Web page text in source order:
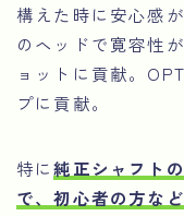
構えた時に安心感
のヘッドで寛容性
ョットに貢献。
プに貢献。
特に純正シャフト
で、初心者の方な